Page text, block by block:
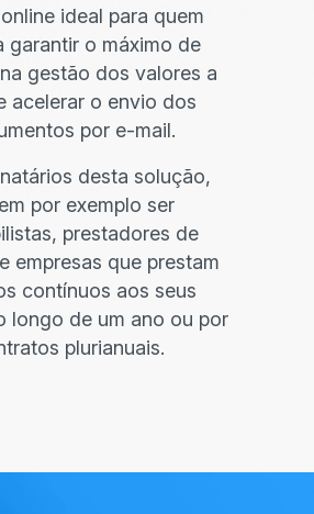
ideal para quem
garantir o máximo de
gestão dos valores a
acelerar o envio dos
por e-mail.
desta solução,
por exemplo ser
prestadores de
empresas que prestam
contínuos aos seus
longo de um ano ou por
plurianuais.